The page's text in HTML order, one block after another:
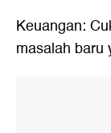
Keuangan:
masalah baru